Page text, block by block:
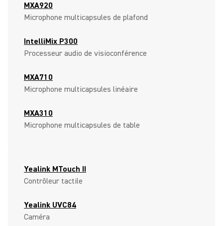
MXA920
Microphone multicapsules de plafond
IntelliMix P300
Processeur audio de visioconférence
MXA710
Microphone multicapsules linéaire
MXA310
Microphone multicapsules de table
Yealink MTouch II
Contrôleur tactile
Yealink UVC84
Caméra